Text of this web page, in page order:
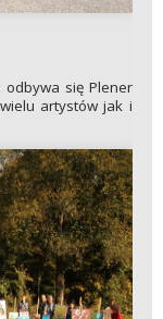
odbywa się Plener
artystów jak i